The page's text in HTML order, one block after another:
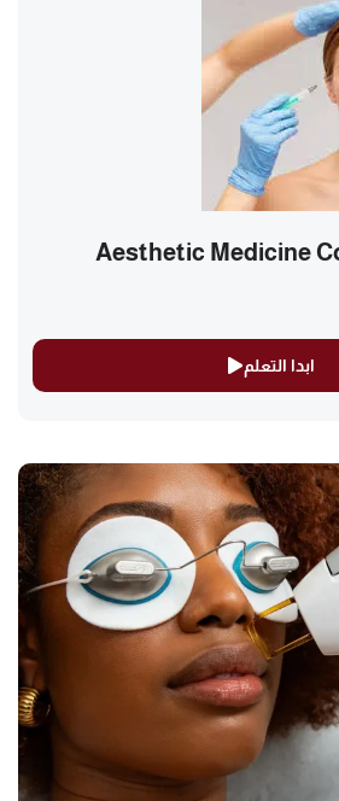
Aesthetic Medicine
ابدا التعلم